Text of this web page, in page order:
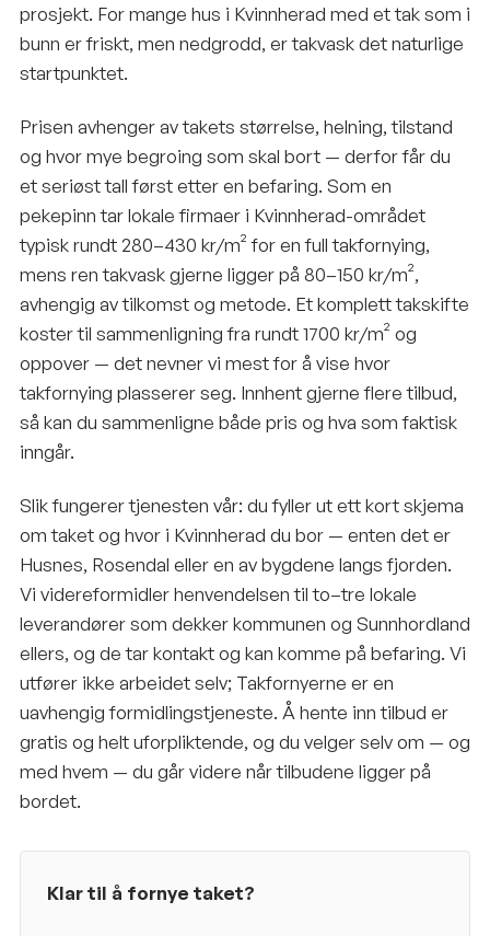
prosjekt. For mange hus i Kvinnherad med et tak som i
bunn er friskt, men nedgrodd, er takvask det naturlige
startpunktet.
Prisen avhenger av takets størrelse, helning, tilstand
og hvor mye begroing som skal bort — derfor får du
et seriøst tall først etter en befaring. Som en
pekepinn tar lokale firmaer i Kvinnherad-området
typisk rundt 280–430 kr/m² for en full takfornying,
mens ren takvask gjerne ligger på 80–150 kr/m²,
avhengig av tilkomst og metode. Et komplett takskifte
koster til sammenligning fra rundt 1700 kr/m² og
oppover — det nevner vi mest for å vise hvor
takfornying plasserer seg. Innhent gjerne flere tilbud,
så kan du sammenligne både pris og hva som faktisk
inngår.
Slik fungerer tjenesten vår: du fyller ut ett kort skjema
om taket og hvor i Kvinnherad du bor — enten det er
Husnes, Rosendal eller en av bygdene langs fjorden.
Vi videreformidler henvendelsen til to–tre lokale
leverandører som dekker kommunen og Sunnhordland
ellers, og de tar kontakt og kan komme på befaring. Vi
utfører ikke arbeidet selv; Takfornyerne er en
uavhengig formidlingstjeneste. Å hente inn tilbud er
gratis og helt uforpliktende, og du velger selv om — og
med hvem — du går videre når tilbudene ligger på
bordet.
Klar til å fornye taket?